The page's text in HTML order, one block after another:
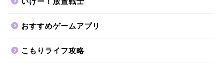
おすすめゲームアプリ
こもりライフ攻略